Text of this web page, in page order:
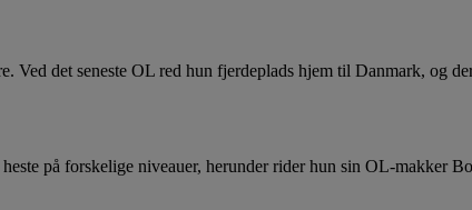
Ved det seneste OL red hun fjerdeplads hjem til Danmark, og
på forskelige niveauer, herunder rider hun sin OL-makker